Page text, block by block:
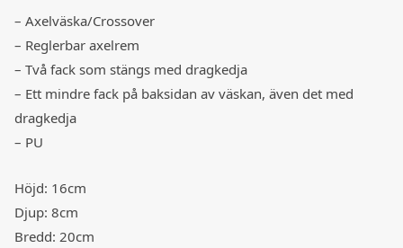
– Axelväska/Crossover
– Reglerbar axelrem
– Två fack som stängs med dragkedja
– Ett mindre fack på baksidan av väskan, även det med
dragkedja
– PU
Höjd: 16cm
Djup: 8cm
Bredd: 20cm